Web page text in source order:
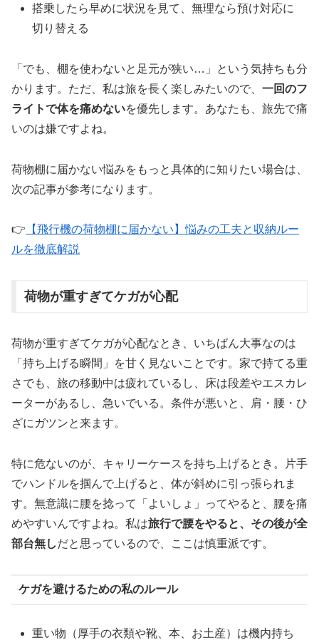
搭乗したら早めに状況を見て、無理なら預け対応に
切り替える
「でも、棚を使わないと足元が狭い…」という気持ちも分
かります。ただ、私は旅を長く楽しみたいので、 一回のフ
ライトで体を痛めないを優先します。あなたも、旅先で痛
いのは嫌ですよね。
荷物棚に届かない悩みをもっと具体的に知りたい場合は、
次の記事が参考になります。
👉 【飛行機の荷物棚に届かない】悩みの工夫と収納ルー
ルを徹底解説
荷物が重すぎてケガが心配
荷物が重すぎてケガが心配なとき、いちばん大事なのは
「持ち上げる瞬間」を甘く見ないことです。家で持てる重
さでも、旅の移動中は疲れているし、床は段差やエスカレ
ーターがあるし、急いでいる。条件が悪いと、肩・腰・ひ
ざにガツンと来ます。
特に危ないのが、キャリーケースを持ち上げるとき。片手
でハンドルを掴んで上げると、体が斜めに引っ張られま
す。無意識に腰を捻って「よいしょ」ってやると、腰を痛
めやすいんですよね。私は旅行で腰をやると、その後が全
部台無しだと思っているので、ここは慎重派です。
ケガを避けるための私のルール
重い物（厚手の衣類や靴、本、お土産）は機内持ち